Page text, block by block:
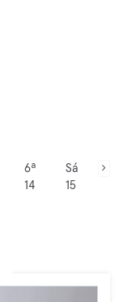
6ª
14
Sá
15